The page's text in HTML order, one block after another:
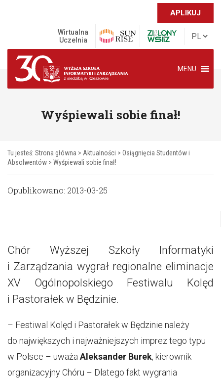
APLIKUJ
Wirtualna
Uczelnia
MENU
Wyśpiewali sobie finał!
Tu jesteś: Strona główna > Aktualności > Osiągnięcia Studentów i
Absolwentów > Wyśpiewali sobie finał!
Opublikowano: 2013-03-25
Chór Wyższej Szkoły Informatyki
i Zarządzania wygrał regionalne eliminacje
XV Ogólnopolskiego Festiwalu Kolęd
i Pastorałek w Będzinie.
– Festiwal Kolęd i Pastorałek w Będzinie należy
do największych i najważniejszych imprez tego typu
w Polsce – uważa Aleksander Burek, kierownik
organizacyjny Chóru – Dlatego fakt wygrania